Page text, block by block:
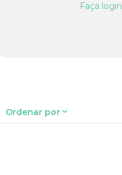
Faça login
Ordenar por